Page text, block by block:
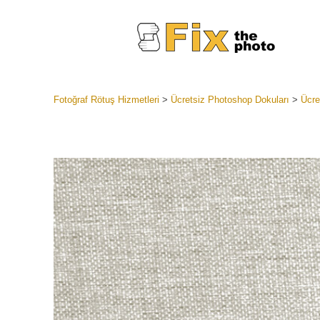
Düğün
En İyi
Mobil
Fotoğraf Rötuş Hizmetleri > Ücretsiz Photoshop Dokuları >